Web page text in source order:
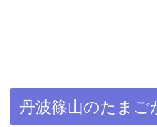
丹波篠山のたまご